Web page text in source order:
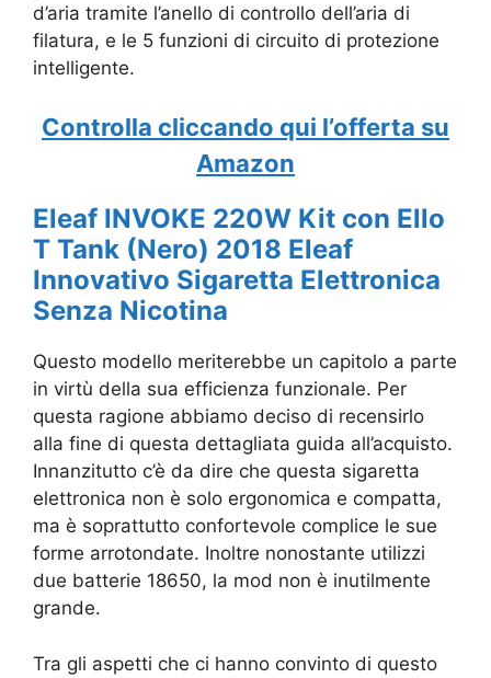
d’aria tramite l’anello di controllo dell’aria di
filatura, e le 5 funzioni di circuito di protezione
intelligente.
Controlla cliccando qui l’offerta su
Amazon
Eleaf INVOKE 220W Kit con Ello
T Tank (Nero) 2018 Eleaf
Innovativo Sigaretta Elettronica
Senza Nicotina
Questo modello meriterebbe un capitolo a parte
in virtù della sua efficienza funzionale. Per
questa ragione abbiamo deciso di recensirlo
alla fine di questa dettagliata guida all’acquisto.
Innanzitutto c’è da dire che questa sigaretta
elettronica non è solo ergonomica e compatta,
ma è soprattutto confortevole complice le sue
forme arrotondate. Inoltre nonostante utilizzi
due batterie 18650, la mod non è inutilmente
grande.
Tra gli aspetti che ci hanno convinto di questo